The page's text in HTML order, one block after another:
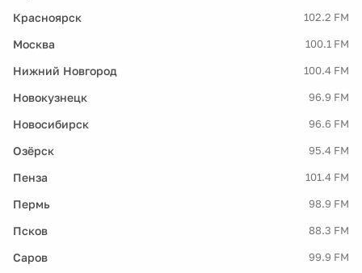
Красноярск 102.2 FM
Москва 100.1 FM
Нижний Новгород 100.4 FM
Новокузнецк 96.9 FM
Новосибирск 96.6 FM
Озёрск 95.4 FM
Пенза 101.4 FM
Пермь 98.9 FM
Псков 88.3 FM
Саров 99.9 FM